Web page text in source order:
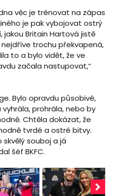
věc je trénovat na zápas
je pak vybojovat ostrý
jakou Britain Hartová jistě
nejdříve trochu překvapená,
to a bylo vidět, že ve
začala nastupovat,“
Bylo opravdu působivé,
prohrála, nebo by
Chtěla dokázat, že
tvrdé a ostré bitvy.
souboj a já
šéf BKFC.